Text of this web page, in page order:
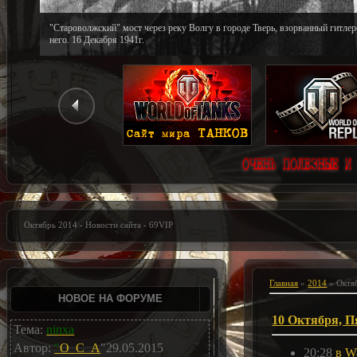
"Староволжский" мост через реку Волгу в городе Тверь, взорванный
него. 16 Декабря 1941г.
Октябрь 2014 - Новости сайта - 69VIP
Главная »2014 »
10 Октября,
20:28 в
НОВОЕ НА ФОРУМЕ
Тема: ninxa
Автор: "O_C_A"29.05.2015